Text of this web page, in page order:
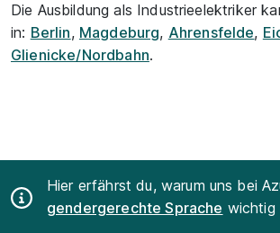
Die Ausbildung als Industrieelektriker
in: Berlin, Magdeburg, Ahrensfelde,
Glienicke/Nordbahn.
Hier erfährst du, warum uns bei
gendergerechte Sprache wichtig